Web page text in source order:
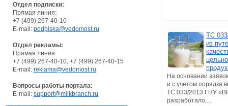
Отдел подписки:
Прямая линия:
+7 (499) 267-40-10
E-mail: podpiska@vedomost.ru
Отдел рекламы:
Прямая линия:
+7 (499) 267-40-10, +7 (499) 267-40-15
E-mail: reklama@vedomost.ru
Вопросы работы портала:
E-mail: support@milkbranch.ru
ТС
из
На основании
и с учетом порядка
ТС 033/2013 ГНУ
разработало,...